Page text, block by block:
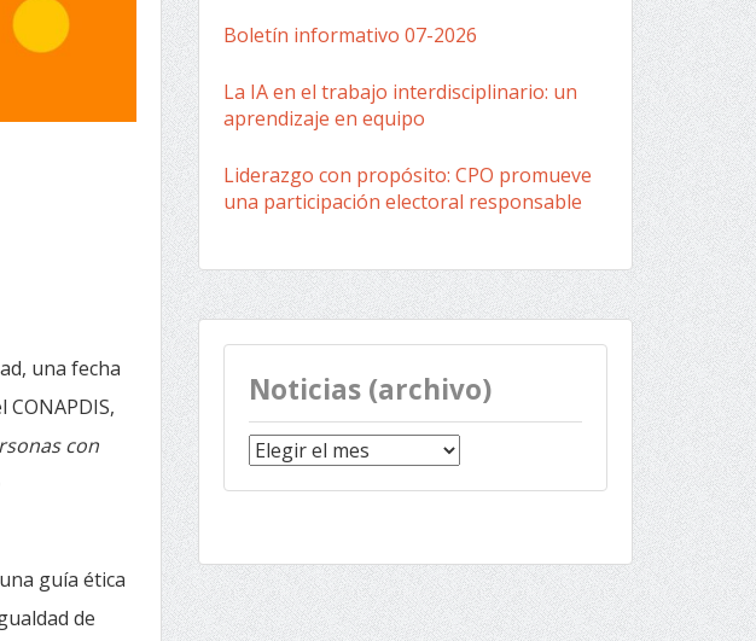
una fecha
con
guía ética
de
Boletín informativo 07-2026
La IA en el trabajo interdisciplinario: un
aprendizaje en equipo
Liderazgo con propósito: CPO promueve
una participación electoral responsable
Noticias (archivo)
Noticias
(archivo)